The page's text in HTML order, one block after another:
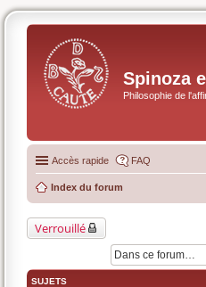
Spinoza
Philosophie de
Accès rapide FAQ
Index du forum
Verrouillé
SUJETS